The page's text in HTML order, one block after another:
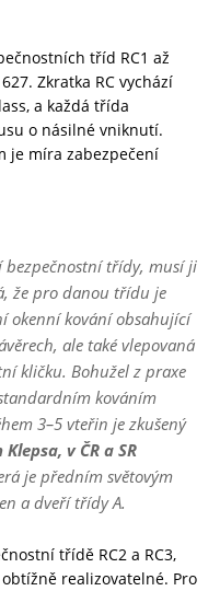
tříd RC1 až
Zkratka RC vychází
a každá třída
o násilné vniknutí.
je míra zabezpečení
bezpečnostní třídy, musí ji
že pro danou třídu je
okenní kování obsahující
ale také vlepovaná
kličku. Bohužel z praxe
kováním
3–5 vteřin je zkušený
v ČR a SR
je předním světovým
a dveří třídy A.
třídě RC2 a RC3,
obtížně realizovatelné. Pro